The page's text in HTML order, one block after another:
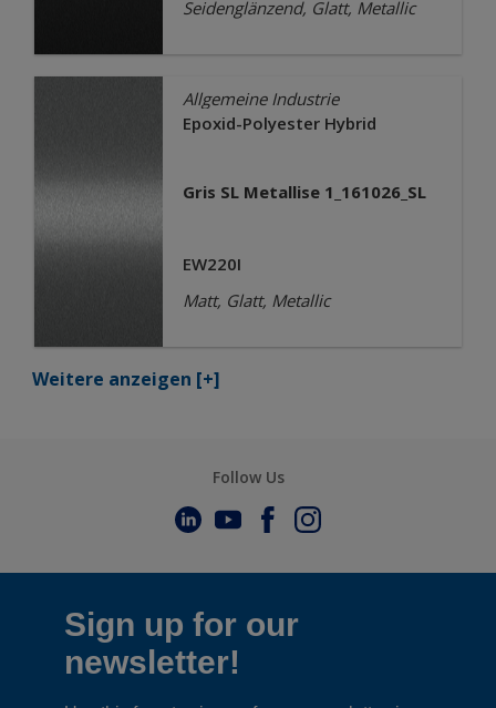
Seidenglänzend, Glatt, Metallic
Allgemeine Industrie
Epoxid-Polyester Hybrid
Gris SL Metallise 1_161026_SL
EW220I
Matt, Glatt, Metallic
Weitere anzeigen [+]
Follow Us